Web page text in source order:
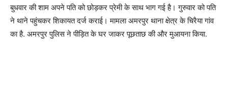
बुधवार की शाम अपने पति को छोड़कर प्रेमी के साथ भाग गई है। गुरुवार को पति
ने थाने पहुंचकर शिकायत दर्ज कराई। मामला अमरपुर थाना क्षेत्र के चिरैया गांव
का है. अमरपुर पुलिस ने पीड़ित के घर जाकर पूछताछ की और मुआयना किया.